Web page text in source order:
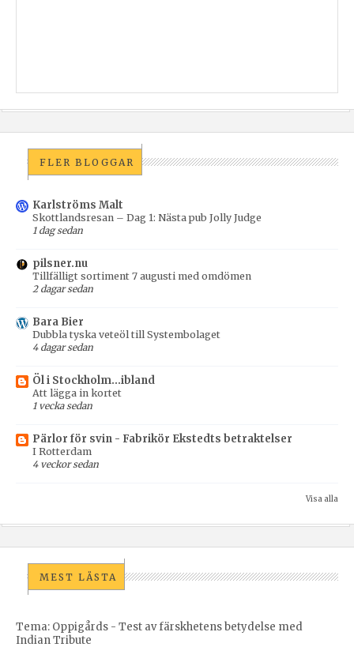
FLER BLOGGAR
Karlströms Malt
Skottlandsresan – Dag 1: Nästa pub Jolly Judge
1 dag sedan
pilsner.nu
Tillfälligt sortiment 7 augusti med omdömen
2 dagar sedan
Bara Bier
Dubbla tyska veteöl till Systembolaget
4 dagar sedan
Öl i Stockholm...ibland
Att lägga in kortet
1 vecka sedan
Pärlor för svin - Fabrikör Ekstedts betraktelser
I Rotterdam
4 veckor sedan
Visa alla
MEST LÄSTA
Tema: Oppigårds - Test av färskhetens betydelse med
Indian Tribute